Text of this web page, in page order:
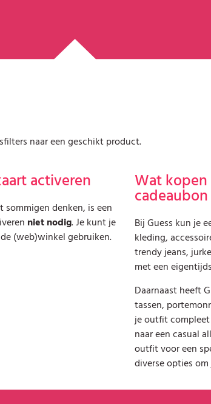
naar een geschikt product.
activeren
denken, is een
niet nodig. Je kunt je
(web)winkel gebruiken.
Wat kopen
cadeaubon
Bij Guess kun je
kleding,
trendy jeans,
met een
Daarnaast heeft
tassen,
je outfit
naar een casual
outfit voor een
diverse opties